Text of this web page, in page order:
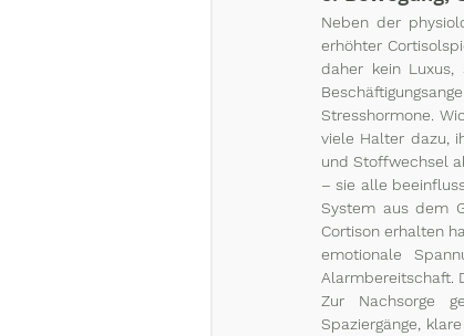
Neben der
erhöhter
daher kein Luxus,
Stresshormone.
viele Halter dazu,
und Stoffwechsel
– sie alle
System aus dem
Cortison erhalten
emotionale
Alarmbereitschaft.
Zur Nachsorge
Spaziergänge,